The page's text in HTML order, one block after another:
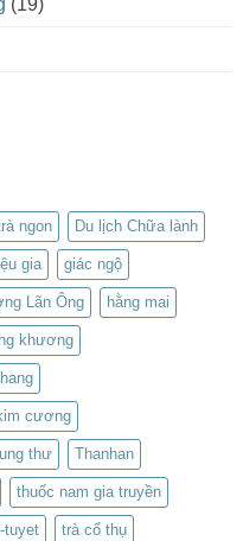
(19)
ngon Du lịch Chữa lành
gia giác ngộ
Lãn Ông hằng mai
khương
cương
thư Thanhan
thuốc nam gia truyền
tuyet trà cổ thụ